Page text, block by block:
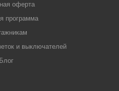
оферта
программа
и выключателей
Блог